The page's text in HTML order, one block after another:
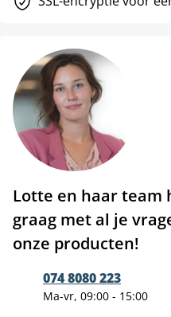
Lotte en haar team
graag met al je
onze producten!
074 8080 223
Ma-vr, 09:00 - 15:00